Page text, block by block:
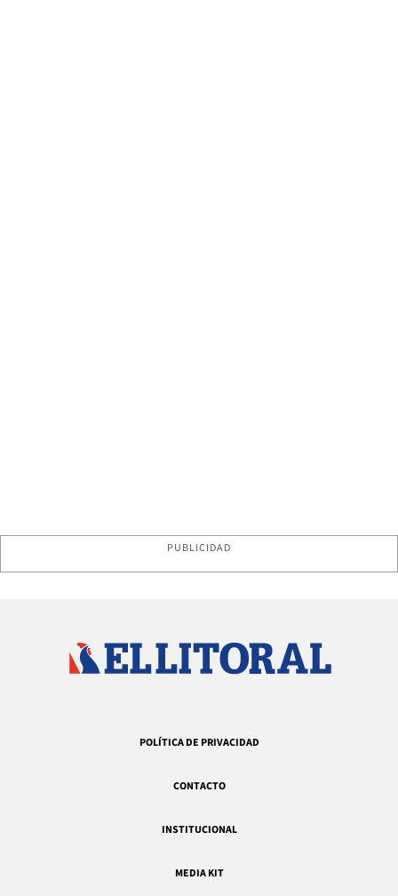
PUBLICIDAD
POLÍTICA DE PRIVACIDAD
CONTACTO
INSTITUCIONAL
MEDIA KIT